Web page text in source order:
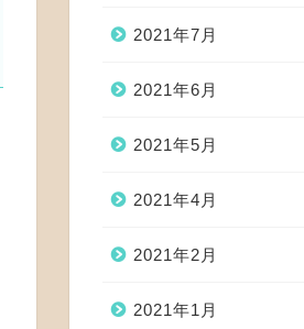
2021年7月
2021年6月
2021年5月
2021年4月
2021年2月
2021年1月